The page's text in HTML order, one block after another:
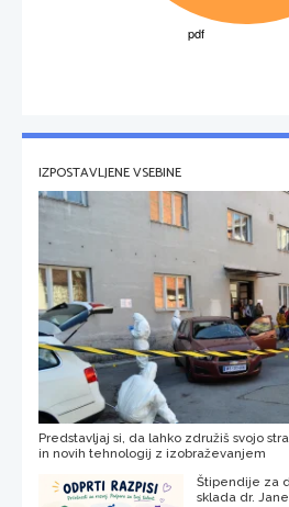
IZPOSTAVLJENE VSEBINE
Predstavljaj si, da lahko združiš svojo
in novih tehnologij z izobraževanjem
Štipendije za
sklada dr.